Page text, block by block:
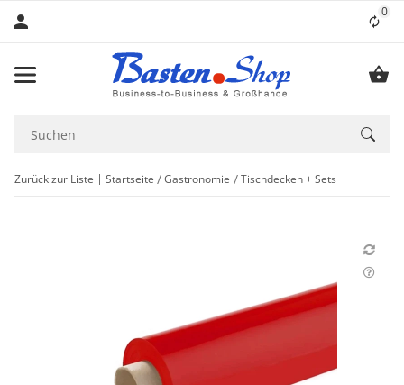
0
Zurück zur Liste Startseite Gastronomie Tischdecken + Sets